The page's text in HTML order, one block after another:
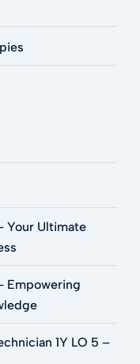
Your Ultimate
Empowering
1Y LO 5 –